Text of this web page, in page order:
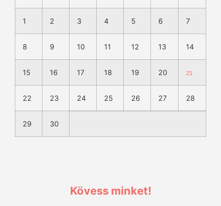
1 2 3 4 5 6 7
8 9 10 11 12 13 14
15 16 17 18 19 20 21
22 23 24 25 26 27 28
29 30
Kövess minket!